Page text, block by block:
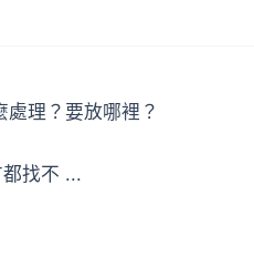
理？要放哪裡？
找不 ...